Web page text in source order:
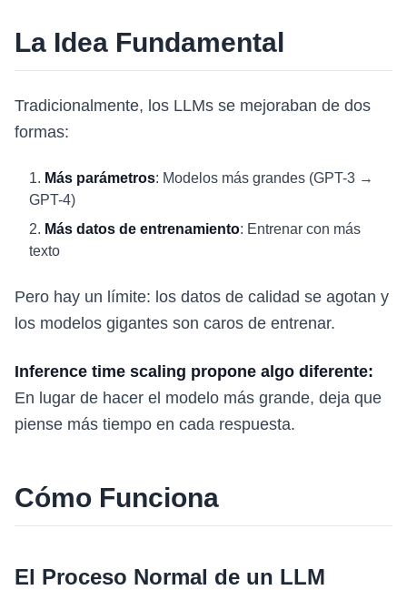
La Idea Fundamental
Tradicionalmente, los LLMs se mejoraban de dos
formas:
Más parámetros: Modelos más grandes (GPT-3 →
GPT-4)
Más datos de entrenamiento: Entrenar con más
texto
Pero hay un límite: los datos de calidad se agotan y
los modelos gigantes son caros de entrenar.
Inference time scaling propone algo diferente:
En lugar de hacer el modelo más grande, deja que
piense más tiempo en cada respuesta.
Cómo Funciona
El Proceso Normal de un LLM